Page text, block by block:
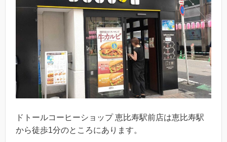
ドトールコーヒーショップ 恵比寿駅前店は恵比寿駅
から徒歩1分のところにあります。